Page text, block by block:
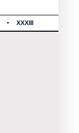
XXXIII